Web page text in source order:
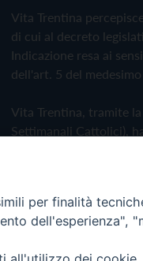
Vita Trentina
di cui al decreto
Indicazione resa ai
dell'art. 5 del
Vita Trentina, tramite
Settimanali Cattolici),
Privacy Policy
per finalità
dell'esperienza",